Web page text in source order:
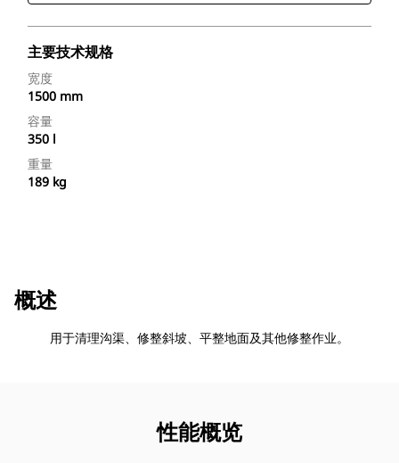
主要技术规格
宽度
1500 mm
容量
350 l
重量
189 kg
概述
用于清理沟渠、修整斜坡、平整地面及其他修整作业。
性能概览